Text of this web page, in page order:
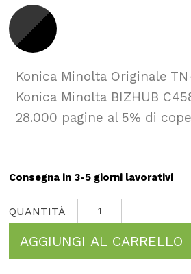
Konica Minolta Originale
Konica Minolta BIZHUB
28.000 pagine al 5% di
Consegna in 3-5 giorni lavorativi
AGGIUNGI AL CARRELLO